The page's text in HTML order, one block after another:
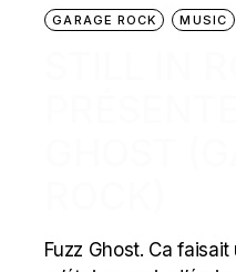
GARAGE ROCK
MUSIC
Fuzz Ghost. Ca